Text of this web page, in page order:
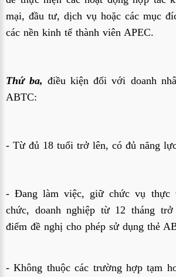
mại, đầu tư, dịch vụ hoặc các mục
các nền kinh tế thành viên APEC.
Thứ ba, điều kiện đối với doanh
ABTC:
- Từ đủ 18 tuổi trở lên, có đủ năng
- Đang làm việc, giữ chức vụ thực
chức, doanh nghiệp từ 12 tháng
điểm đề nghị cho phép sử dụng thẻ
- Không thuộc các trường hợp tạm